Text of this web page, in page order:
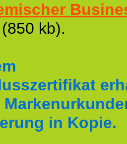
(850 kb).
in Kopie.